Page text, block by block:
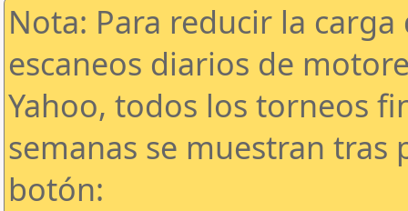
Nota: Para reducir la
escaneos diarios de
Yahoo, todos los torneos
semanas se muestran tras
botón: